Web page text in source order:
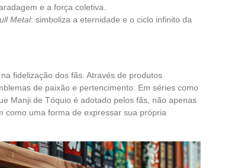
e a força coletiva.
Metal: simboliza a eternidade e o ciclo infinito da
fidelização dos fãs. Através de produtos
de paixão e pertencimento. Em séries como
Manji de Tóquio é adotado pelos fãs, não apenas
como uma forma de expressar sua própria